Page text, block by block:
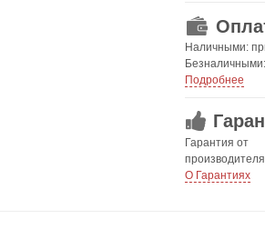
Наличными:
Подробнее
Гарантия от
О Гарантиях